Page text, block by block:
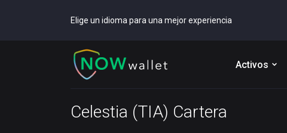
Elige un idioma para una mejor experiencia
Activos
Celestia (TIA) Cartera